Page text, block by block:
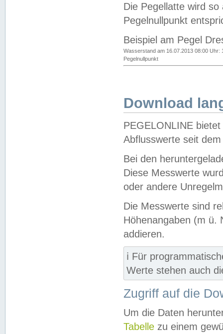
Die Pegellatte wird
Pegelnullpunkt
Beispiel am Pegel
Wasserstand am 16.07.2013 08:00 Uhr:
Pegelnullpunkt
Download
PEGELONLINE
Abflusswerte seit
Bei den
Diese Messwerte
oder andere
Die Messwerte sind
Höhenangaben (m ü.
addieren.
ℹ️ Für
Werte stehen auch
Zugriff auf die
Um die Daten
Tabelle zu einem